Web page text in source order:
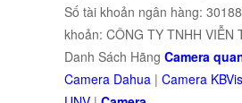
Số tài khoản ngân hàng:
khoản: CÔNG TY TNHH VIỄN
Danh Sách Hãng Camera
Camera Dahua | Camera